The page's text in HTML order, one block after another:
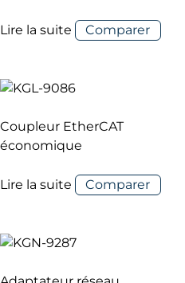
Lire la suite Comparer
Coupleur EtherCAT
économique
Lire la suite Comparer